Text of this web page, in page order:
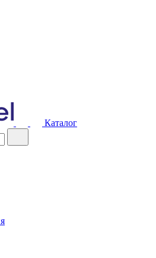
Каталог